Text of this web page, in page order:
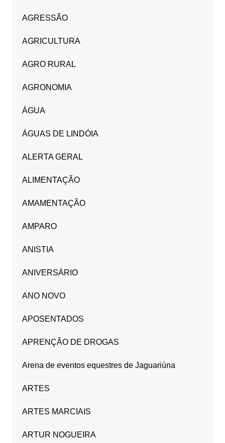
AGRESSÃO
AGRICULTURA
AGRO RURAL
AGRONOMIA
ÁGUA
ÁGUAS DE LINDÓIA
ALERTA GERAL
ALIMENTAÇÃO
AMAMENTAÇÃO
AMPARO
ANISTIA
ANIVERSÁRIO
ANO NOVO
APOSENTADOS
APRENÇÃO DE DROGAS
Arena de eventos equestres de Jaguariúna
ARTES
ARTES MARCIAIS
ARTUR NOGUEIRA